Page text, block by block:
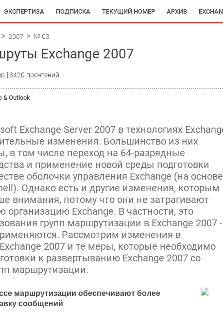
ЭКСПЕРТИЗА ПОДПИСКА ТЕКУЩИЙ НОМЕР АРХИВ
2007 № 03
Exchange 2007
3420 прочтений
& Outlook
Exchange Server 2007 в технологиях
изменения. Большинство из них
в том числе переход на 64-разрядные
и применение новой среды подготовки
оболочки управления Exchange (на основе
Однако есть и другие изменения, которым
внимания, потому что они не затрагивают
организацию Exchange. В частности, это
групп маршрутизации в Exchange 2007 -
Рассмотрим изменения в
2007 и те меры, которые необходимо
к развертыванию Exchange 2007 со
маршрутизации.
маршрутизации обеспечивают более
сообщений